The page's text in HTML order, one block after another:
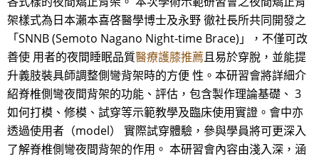
架樣式為日本瀨本喜啓醫學博士及永野 徹社長所共同開發之
「SNNB (Semoto Nagano Night-time Brace)」，不僅可改
善使 用者的夜間睡眠品質醫療護膝推薦且易於穿脫，並能提
升義肢裝具師調整側彎背架時的方便 性。本研習會將詳細介
紹脊椎側彎夜間背架的功能、評估，包含製作理論基礎、 3
如何打模、修模、試穿等示範教學及臨床使用實證。會中亦
透過使用者（model） 實際試穿體驗，參與學員將可更深入
了解脊椎側彎夜間背架的作用。 本研習會內容由淺入深，涵